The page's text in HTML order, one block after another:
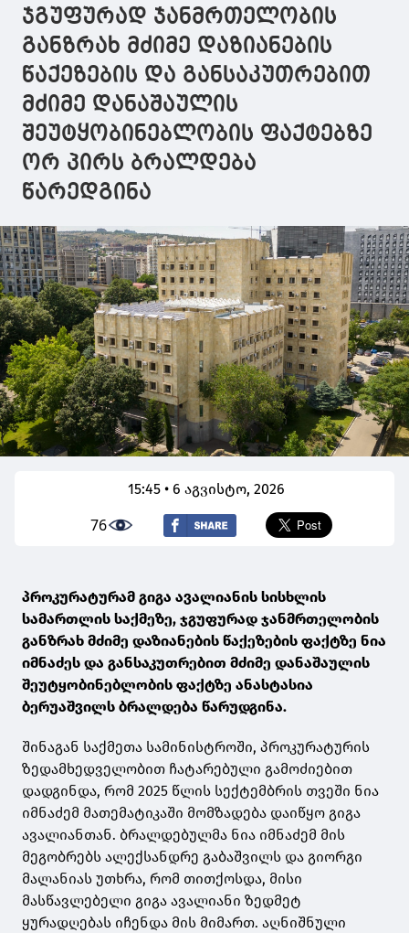
ჯგუფურად ჯანმრთელობის
განზრახ მძიმე დაზიანების
წაქეზების და განსაკუთრებით
მძიმე დანაშაულის
შეუტყობინებლობის ფაქტებზე
ორ პირს ბრალდება
წარედგინა
15:45 • 6 აგვისტო, 2026
76
პროკურატურამ გიგა ავალიანის სისხლის
სამართლის საქმეზე, ჯგუფურად ჯანმრთელობის
განზრახ მძიმე დაზიანების წაქეზების ფაქტზე ნია
იმნაძეს და განსაკუთრებით მძიმე დანაშაულის
შეუტყობინებლობის ფაქტზე ანასტასია
ბერუაშვილს ბრალდება წარუდგინა.
შინაგან საქმეთა სამინისტროში, პროკურატურის
ზედამხედველობით ჩატარებული გამოძიებით
დადგინდა, რომ 2025 წლის სექტემბრის თვეში ნია
იმნაძემ მათემატიკაში მომზადება დაიწყო გიგა
ავალიანთან. ბრალდებულმა ნია იმნაძემ მის
მეგობრებს ალექსანდრე გაბაშვილს და გიორგი
მალანიას უთხრა, რომ თითქოსდა, მისი
მასწავლებელი გიგა ავალიანი ზედმეტ
ყურადღებას იჩენდა მის მიმართ. აღნიშნული